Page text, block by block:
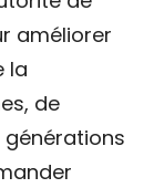
améliorer
la
de
générations